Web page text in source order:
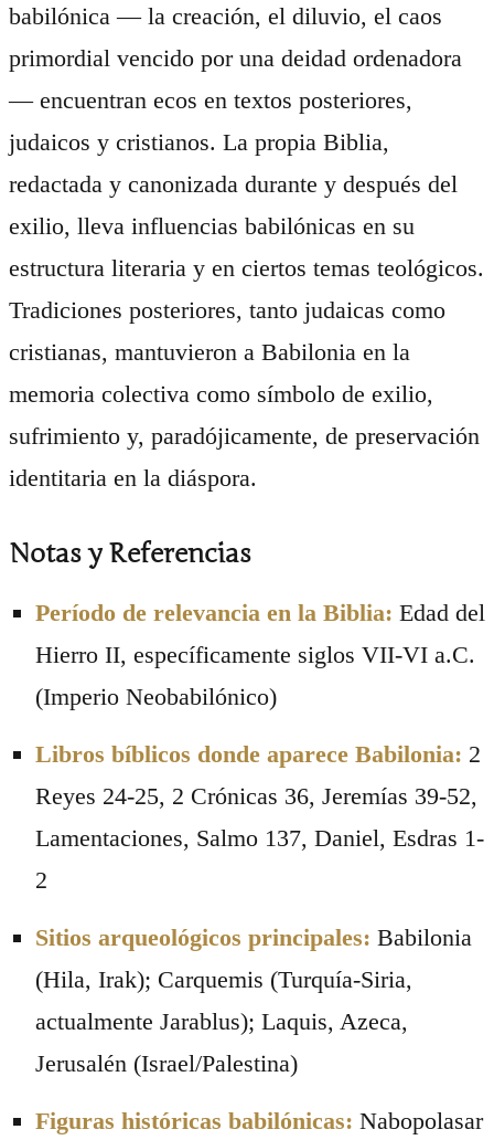
babilónica — la creación, el diluvio, el caos
primordial vencido por una deidad ordenadora
— encuentran ecos en textos posteriores,
judaicos y cristianos. La propia Biblia,
redactada y canonizada durante y después del
exilio, lleva influencias babilónicas en su
estructura literaria y en ciertos temas teológicos.
Tradiciones posteriores, tanto judaicas como
cristianas, mantuvieron a Babilonia en la
memoria colectiva como símbolo de exilio,
sufrimiento y, paradójicamente, de preservación
identitaria en la diáspora.
Notas y Referencias
Período de relevancia en la Biblia: Edad del
Hierro II, específicamente siglos VII-VI a.C.
(Imperio Neobabilónico)
Libros bíblicos donde aparece Babilonia: 2
Reyes 24-25, 2 Crónicas 36, Jeremías 39-52,
Lamentaciones, Salmo 137, Daniel, Esdras 1-
2
Sitios arqueológicos principales: Babilonia
(Hila, Irak); Carquemis (Turquía-Siria,
actualmente Jarablus); Laquis, Azeca,
Jerusalén (Israel/Palestina)
Figuras históricas babilónicas: Nabopolasar